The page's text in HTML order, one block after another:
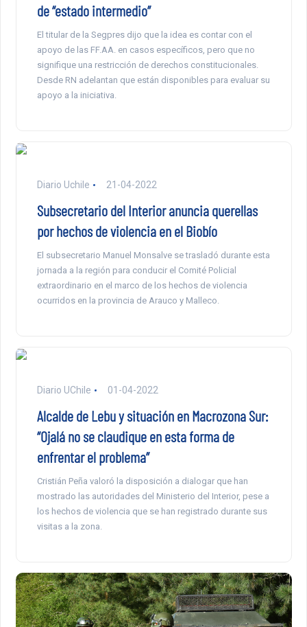
de “estado intermedio”
El titular de la Segpres dijo que la idea es contar con el
apoyo de las FF.AA. en casos específicos, pero que no
signifique una restricción de derechos constitucionales.
Desde RN adelantan que están disponibles para evaluar su
apoyo a la iniciativa.
Diario Uchile 21-04-2022
Subsecretario del Interior anuncia querellas
por hechos de violencia en el Biobío
El subsecretario Manuel Monsalve se trasladó durante esta
jornada a la región para conducir el Comité Policial
extraordinario en el marco de los hechos de violencia
ocurridos en la provincia de Arauco y Malleco.
Diario UChile 01-04-2022
Alcalde de Lebu y situación en Macrozona Sur:
“Ojalá no se claudique en esta forma de
enfrentar el problema”
Cristián Peña valoró la disposición a dialogar que han
mostrado las autoridades del Ministerio del Interior, pese a
los hechos de violencia que se han registrado durante sus
visitas a la zona.